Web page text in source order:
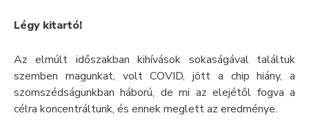
Légy kitartó!
Az elmúlt időszakban kihívások sokaságával találtuk
szemben magunkat, volt COVID, jött a chip hiány, a
szomszédságunkban háború, de mi az elejétől fogva a
célra koncentráltunk, és ennek meglett az eredménye.